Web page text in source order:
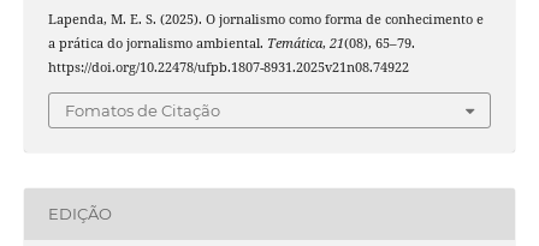
Lapenda, M. E. S. (2025). O jornalismo como forma de conhecimento e
a prática do jornalismo ambiental. Temática, 21(08), 65–79.
https://doi.org/10.22478/ufpb.1807-8931.2025v21n08.74922
Fomatos de Citação
EDIÇÃO